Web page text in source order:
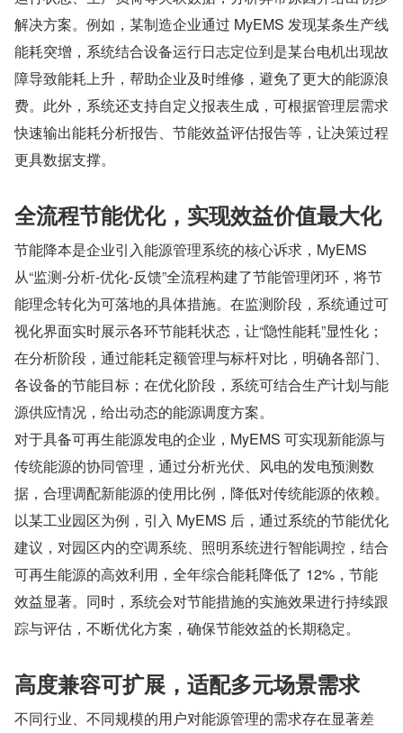
解决方案。例如，某制造企业通过 MyEMS 发现某条生产线
能耗突增，系统结合设备运行日志定位到是某台电机出现故
障导致能耗上升，帮助企业及时维修，避免了更大的能源浪
费。此外，系统还支持自定义报表生成，可根据管理层需求
快速输出能耗分析报告、节能效益评估报告等，让决策过程
更具数据支撑。
全流程节能优化，实现效益价值最大化
节能降本是企业引入能源管理系统的核心诉求，MyEMS
从“监测-分析-优化-反馈”全流程构建了节能管理闭环，将节
能理念转化为可落地的具体措施。在监测阶段，系统通过可
视化界面实时展示各环节能耗状态，让“隐性能耗”显性化；
在分析阶段，通过能耗定额管理与标杆对比，明确各部门、
各设备的节能目标；在优化阶段，系统可结合生产计划与能
源供应情况，给出动态的能源调度方案。
对于具备可再生能源发电的企业，MyEMS 可实现新能源与
传统能源的协同管理，通过分析光伏、风电的发电预测数
据，合理调配新能源的使用比例，降低对传统能源的依赖。
以某工业园区为例，引入 MyEMS 后，通过系统的节能优化
建议，对园区内的空调系统、照明系统进行智能调控，结合
可再生能源的高效利用，全年综合能耗降低了 12%，节能
效益显著。同时，系统会对节能措施的实施效果进行持续跟
踪与评估，不断优化方案，确保节能效益的长期稳定。
高度兼容可扩展，适配多元场景需求
不同行业、不同规模的用户对能源管理的需求存在显著差